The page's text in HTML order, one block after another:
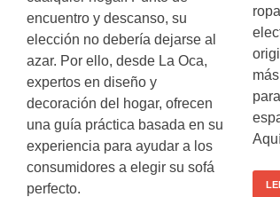
encuentro y descanso, su
elección no debería dejarse al
azar. Por ello, desde La Oca,
expertos en diseño y
decoración del hogar, ofrecen
una guía práctica basada en su
experiencia para ayudar a los
consumidores a elegir su sofá
perfecto.